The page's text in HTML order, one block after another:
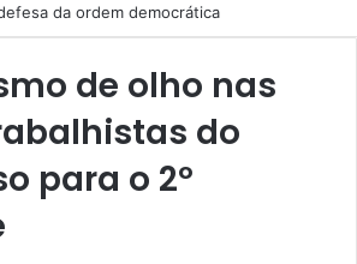
da ordem democrática
de olho nas
do
para o 2º